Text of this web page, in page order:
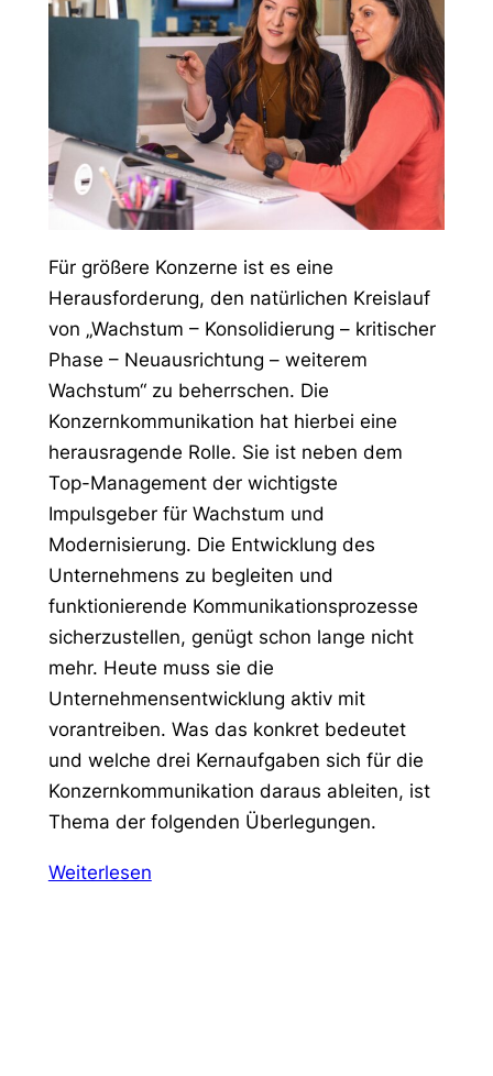
Für größere Konzerne ist es eine
Herausforderung, den natürlichen Kreislauf
von „Wachstum – Konsolidierung – kritischer
Phase – Neuausrichtung – weiterem
Wachstum“ zu beherrschen. Die
Konzernkommunikation hat hierbei eine
herausragende Rolle. Sie ist neben dem
Top-Management der wichtigste
Impulsgeber für Wachstum und
Modernisierung. Die Entwicklung des
Unternehmens zu begleiten und
funktionierende Kommunikationsprozesse
sicherzustellen, genügt schon lange nicht
mehr. Heute muss sie die
Unternehmensentwicklung aktiv mit
vorantreiben. Was das konkret bedeutet
und welche drei Kernaufgaben sich für die
Konzernkommunikation daraus ableiten, ist
Thema der folgenden Überlegungen.
Weiterlesen